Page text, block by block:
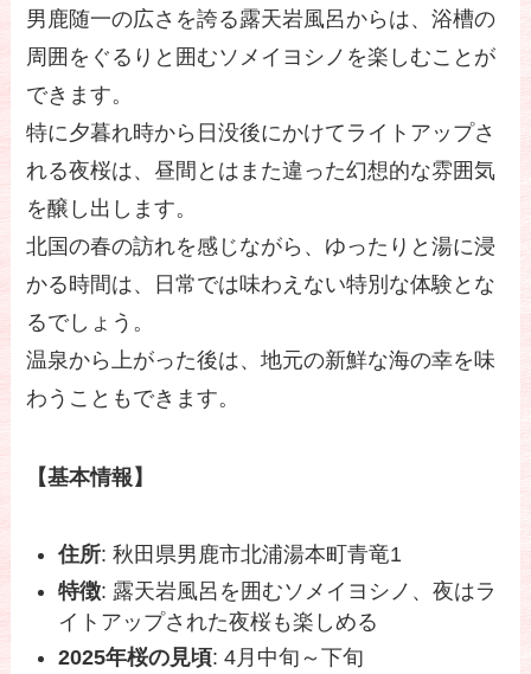
男鹿随一の広さを誇る露天岩風呂からは、浴槽の
周囲をぐるりと囲むソメイヨシノを楽しむことが
できます。
特に夕暮れ時から日没後にかけてライトアップさ
れる夜桜は、昼間とはまた違った幻想的な雰囲気
を醸し出します。
北国の春の訪れを感じながら、ゆったりと湯に浸
かる時間は、日常では味わえない特別な体験とな
るでしょう。
温泉から上がった後は、地元の新鮮な海の幸を味
わうこともできます。
【基本情報】
住所: 秋田県男鹿市北浦湯本町青竜1
特徴: 露天岩風呂を囲むソメイヨシノ、夜はラ
イトアップされた夜桜も楽しめる
2025年桜の見頃: 4月中旬～下旬